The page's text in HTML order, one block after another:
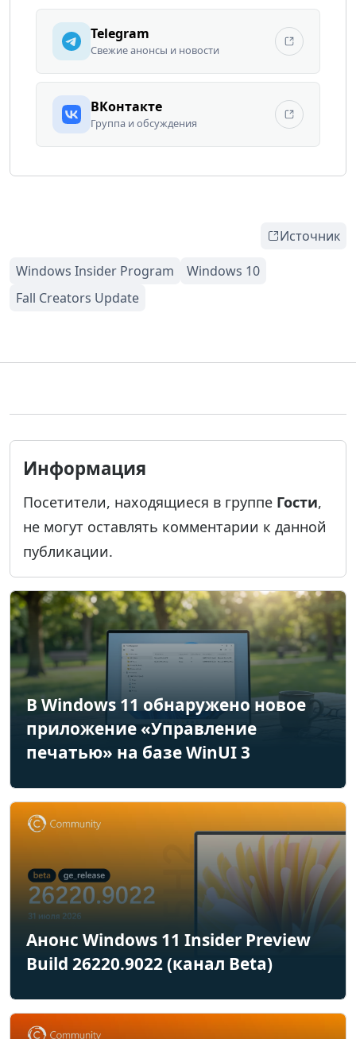
Telegram
Свежие анонсы и новости
ВКонтакте
Группа и обсуждения
Источник
Информация
Посетители, находящиеся в группе Гости,
не могут оставлять комментарии к данной
публикации.
В Windows 11 обнаружено новое
приложение «Управление
печатью» на базе WinUI 3
Анонс Windows 11 Insider Preview
Build 26220.9022 (канал Beta)